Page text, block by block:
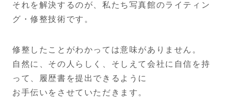
それを解決するのが、私たち写真館のライティン
グ・修整技術です。
修整したことがわかっては意味がありません。
自然に、その人らしく、そしえて会社に自信を持
って、履歴書を提出できるように
お手伝いをさせていただきます。